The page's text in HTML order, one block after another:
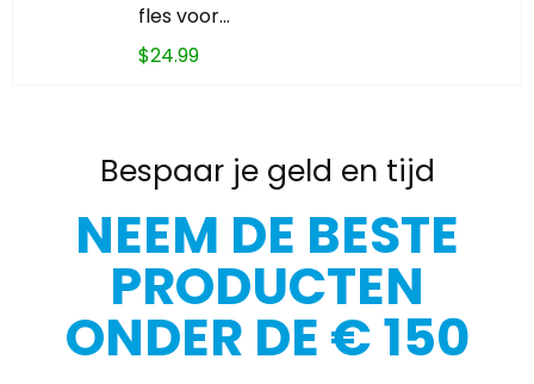
fles voor…
$24.99
Bespaar je geld en tijd
NEEM DE BESTE
PRODUCTEN
ONDER DE € 150